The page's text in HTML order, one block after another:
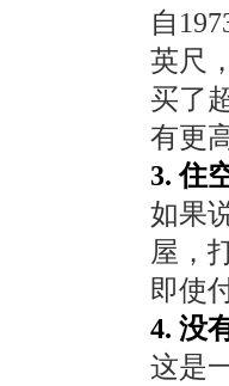
自
英尺
买了
有更
3. 住
如果
屋，
即使
4. 没
这是